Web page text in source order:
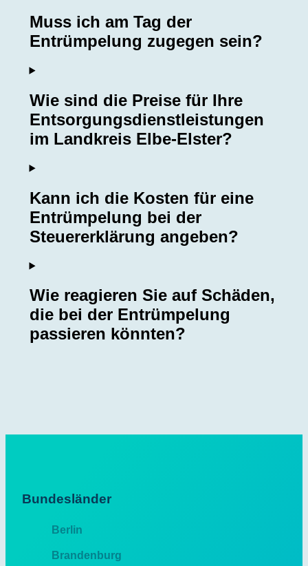
Muss ich am Tag der
Entrümpelung zugegen sein?
Wie sind die Preise für Ihre
Entsorgungsdienstleistungen
im Landkreis Elbe-Elster?
Kann ich die Kosten für eine
Entrümpelung bei der
Steuererklärung angeben?
Wie reagieren Sie auf Schäden,
die bei der Entrümpelung
passieren könnten?
Bundesländer
Berlin
Brandenburg